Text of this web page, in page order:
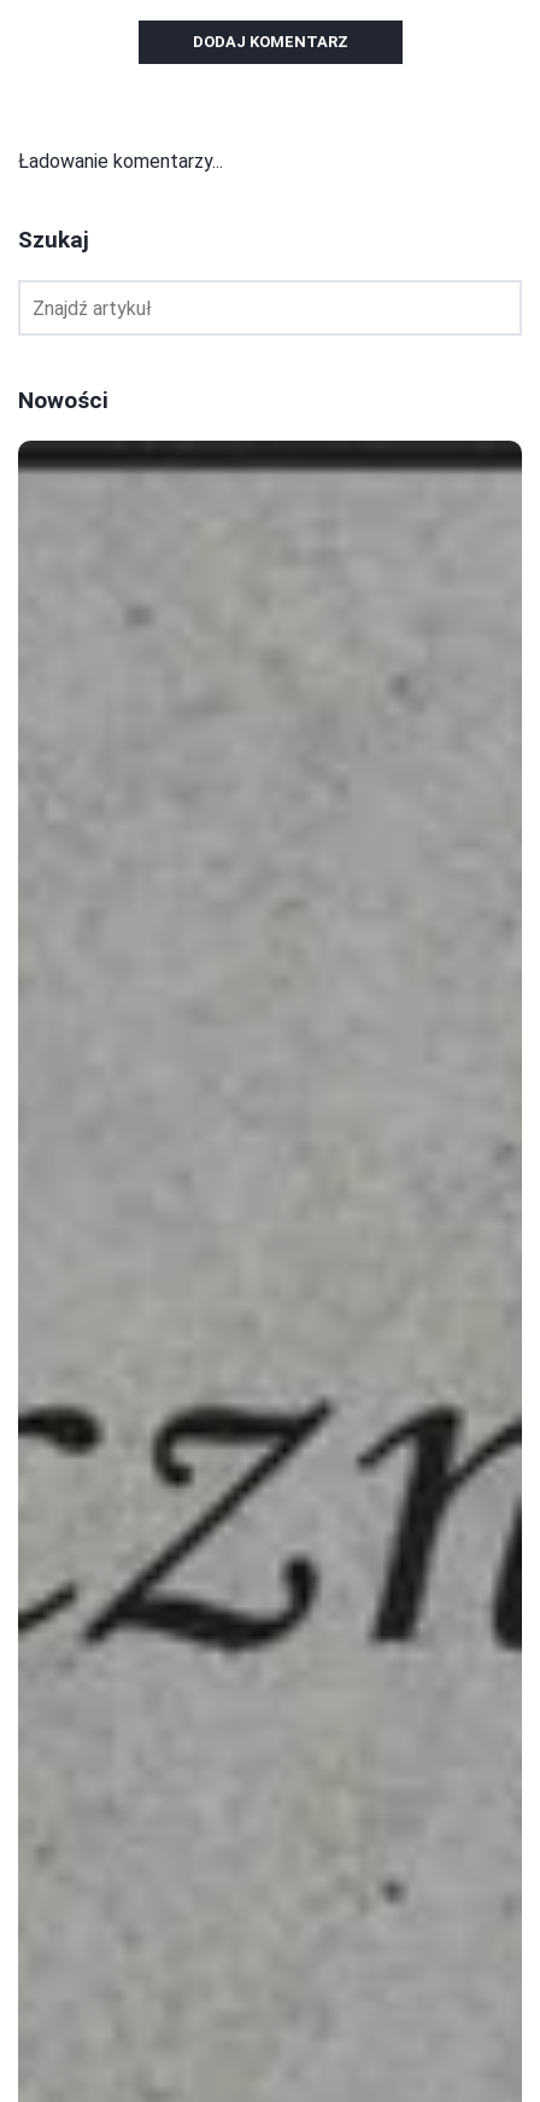
DODAJ KOMENTARZ
Ładowanie komentarzy...
Szukaj
Nowości